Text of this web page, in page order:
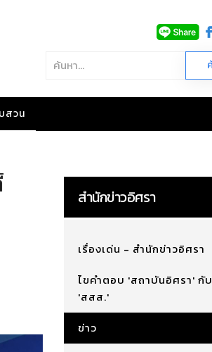
สวน
สำนักข่าวอิศรา
เรื่องเด่น - สำนักข่าวอิศรา
ไขคำตอบ 'สถาบันอิศรา' กับ
'สสส.'
ข่าว